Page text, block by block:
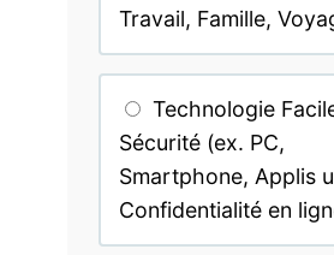
Travail, Famille,
Technologie
Sécurité (ex. PC,
Smartphone, Applis
Confidentialité en